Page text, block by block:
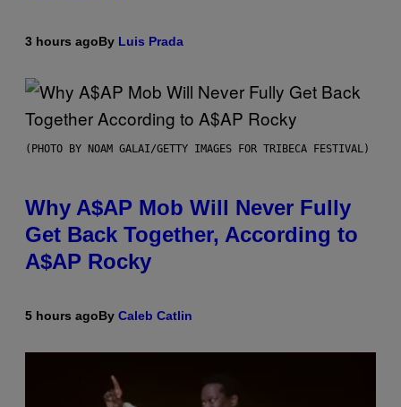
3 hours agoBy Luis Prada
(PHOTO BY NOAM GALAI/GETTY IMAGES FOR TRIBECA FESTIVAL)
Why A$AP Mob Will Never Fully
Get Back Together, According to
A$AP Rocky
5 hours agoBy Caleb Catlin